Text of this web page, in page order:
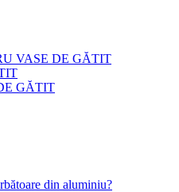
VASE DE GĂTIT
GĂTIT
din aluminiu?